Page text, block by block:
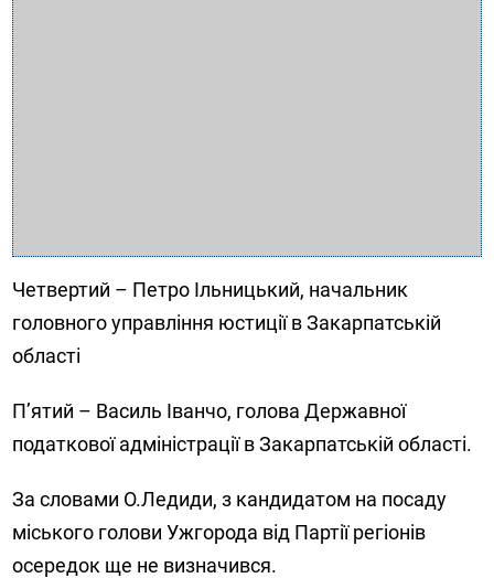
Четвертий – Петро Ільницький, начальник
головного управління юстиції в Закарпатській
області
П’ятий – Василь Іванчо, голова Державної
податкової адміністрації в Закарпатській області.
За словами О.Ледиди, з кандидатом на посаду
міського голови Ужгорода від Партії регіонів
осередок ще не визначився.